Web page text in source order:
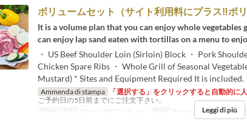
ボリュームセット（サイト利用料にプラス‼ボ
It is a volume plan that you can enjoy whole
can enjoy lap sand eaten with tortillas on a menu to
・ US Beef Shoulder Loin (Sirloin) Block ・ Pork
Chicken Spare Ribs ・ Whole Grill of Seasonal
Mustard) * Sites and Equipment Required It is included.
Ammenda di stampa
「選択する」をクリックすると自動的に
ご予約日の5日前までにご注文下さい。
Date valide
01 apr 2025 ~ 30 nov Pasti Pranzo, Tè, Cena
Leggi di più